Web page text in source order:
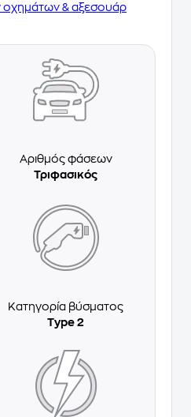
οχημάτων & αξεσουάρ
Αριθμός φάσεων
Τριφασικός
Κατηγορία βύσματος
Type 2